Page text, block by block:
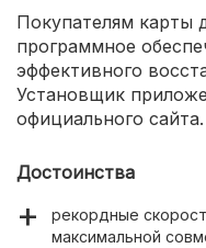
Покупателям карты
программное
эффективного
Установщик
официального сайта.
Достоинства
рекордные
максимальной